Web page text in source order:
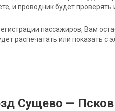
и проводник будет проверять
пассажиров, Вам
распечатать или показать с
Сущево —